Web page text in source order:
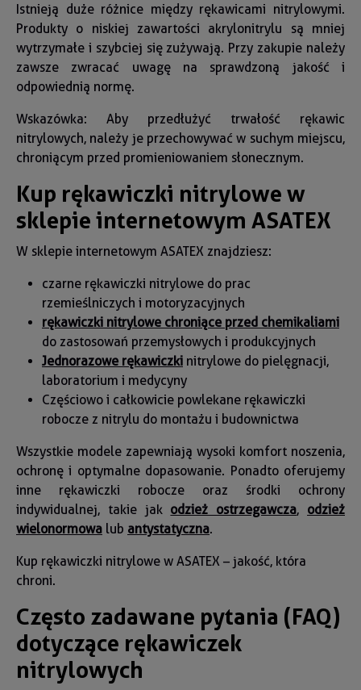
Istnieją duże różnice między rękawicami nitrylowymi.
Produkty o niskiej zawartości akrylonitrylu są mniej
wytrzymałe i szybciej się zużywają. Przy zakupie należy
zawsze zwracać uwagę na sprawdzoną jakość i
odpowiednią normę.
Wskazówka: Aby przedłużyć trwałość rękawic
nitrylowych, należy je przechowywać w suchym miejscu,
chroniącym przed promieniowaniem słonecznym.
Kup rękawiczki nitrylowe w
sklepie internetowym ASATEX
W sklepie internetowym ASATEX znajdziesz:
czarne rękawiczki nitrylowe do prac
rzemieślniczych i motoryzacyjnych
rękawiczki nitrylowe chroniące przed chemikaliami
do zastosowań przemysłowych i produkcyjnych
Jednorazowe rękawiczki nitrylowe do pielęgnacji,
laboratorium i medycyny
Częściowo i całkowicie powlekane rękawiczki
robocze z nitrylu do montażu i budownictwa
Wszystkie modele zapewniają wysoki komfort noszenia,
ochronę i optymalne dopasowanie. Ponadto oferujemy
inne rękawiczki robocze oraz środki ochrony
indywidualnej, takie jak odzież ostrzegawcza, odzież
wielonormowa lub antystatyczna.
Kup rękawiczki nitrylowe w ASATEX – jakość, która
chroni.
Często zadawane pytania (FAQ)
dotyczące rękawiczek
nitrylowych